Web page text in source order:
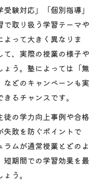
験対応」「個別指導」
で取り扱う学習テーマや
よって大きく異なりま
て、実際の授業の様子や
う。塾によっては「無
どのキャンペーンも実
るチャンスです。
の学力向上事例や合格
失敗を防ぐポイントで
ムが通常授業とどのよ
短期間での学習効果を最
う。